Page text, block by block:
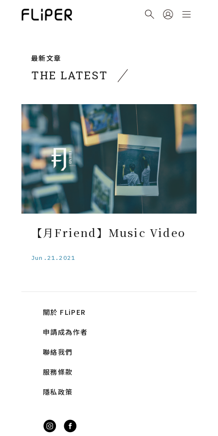
最新文章
THE LATEST
【月Friend】Music Video
Jun.21.2021
關於 FLiPER
申請成為作者
聯絡我們
服務條款
隱私政策